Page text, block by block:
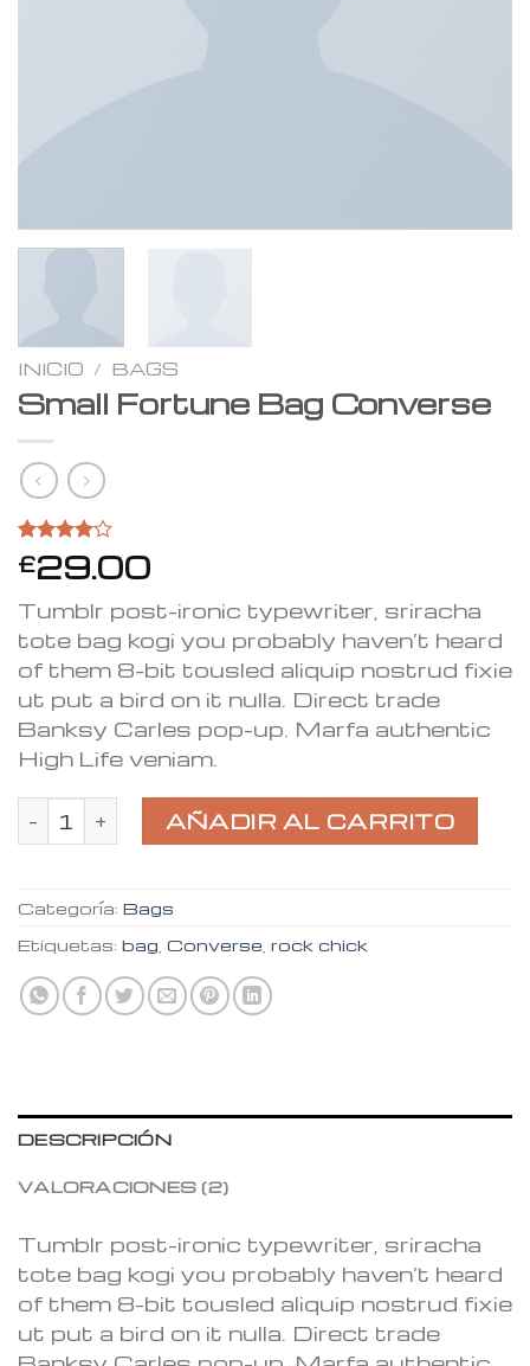
INICIO / BAGS
Small Fortune Bag Converse
Valorado
4.00
basado
en
2
puntuaciones
de
clientes
£29.00
Tumblr post-ironic typewriter, sriracha
tote bag kogi you probably haven’t heard
of them 8-bit tousled aliquip nostrud fixie
ut put a bird on it nulla. Direct trade
Banksy Carles pop-up. Marfa authentic
High Life veniam.
Small Fortune Bag Converse cantidad
AÑADIR AL CARRITO
Categoría: Bags
Etiquetas: bag Converse rock chick
DESCRIPCIÓN
VALORACIONES (2)
Tumblr post-ironic typewriter, sriracha
tote bag kogi you probably haven’t heard
of them 8-bit tousled aliquip nostrud fixie
ut put a bird on it nulla. Direct trade